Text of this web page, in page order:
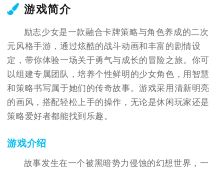
游戏简介
励志少女是一款融合卡牌策略与角色养成的二次
元风格手游，通过炫酷的战斗动画和丰富的剧情设
定，带你体验一场关于勇气与成长的冒险之旅。你可
以组建专属团队，培养个性鲜明的少女角色，用智慧
和策略书写属于她们的传奇故事。游戏采用清新明亮
的画风，搭配轻松上手的操作，无论是休闲玩家还是
策略爱好者都能找到乐趣。
游戏介绍
故事发生在一个被黑暗势力侵蚀的幻想世界，一